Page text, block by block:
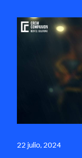
22 julio, 2024